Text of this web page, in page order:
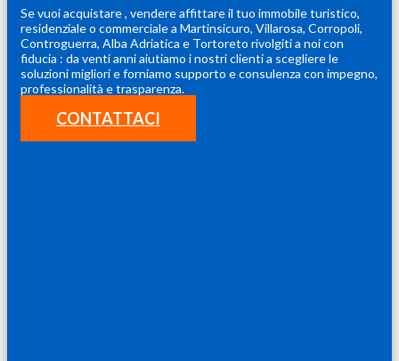
Se vuoi acquistare , vendere affittare il tuo immobile turistico,
residenziale o commerciale a Martinsicuro, Villarosa, Corropoli,
Controguerra, Alba Adriatica e Tortoreto rivolgiti a noi con
fiducia : da venti anni aiutiamo i nostri clienti a scegliere le
soluzioni migliori e forniamo supporto e consulenza con impegno,
professionalità e trasparenza.
CONTATTACI